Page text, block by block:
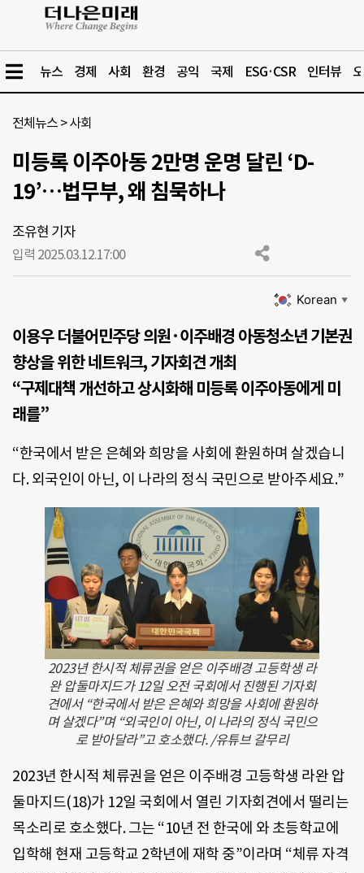
뉴스 경제 사회 환경 공익 국제 ESG·CSR 인터뷰
전체뉴스 >사회
미등록 이주아동 2만명 운명 달린 ‘D-
19’…법무부, 왜 침묵하나
조유현 기자
입력 2025.03.12.17:00
Korean ▼
이용우 더불어민주당 의원·이주배경 아동청소년 기본권
향상을 위한 네트워크, 기자회견 개최
“구제대책 개선하고 상시화해 미등록 이주아동에게 미
래를”
“한국에서 받은 은혜와 희망을 사회에 환원하며 살겠습니
다. 외국인이 아닌, 이 나라의 정식 국민으로 받아주세요.”
2023년 한시적 체류권을 얻은 이주배경 고등학생 라
완 압둘마지드가 12일 오전 국회에서 진행된 기자회
견에서 “한국에서 받은 은혜와 희망을 사회에 환원하
며 살겠다”며 “외국인이 아닌, 이 나라의 정식 국민으
로 받아달라”고 호소했다. /유튜브 갈무리
2023년 한시적 체류권을 얻은 이주배경 고등학생 라완 압
둘마지드(18)가 12일 국회에서 열린 기자회견에서 떨리는
목소리로 호소했다. 그는 “10년 전 한국에 와 초등학교에
입학해 현재 고등학교 2학년에 재학 중”이라며 “체류 자격